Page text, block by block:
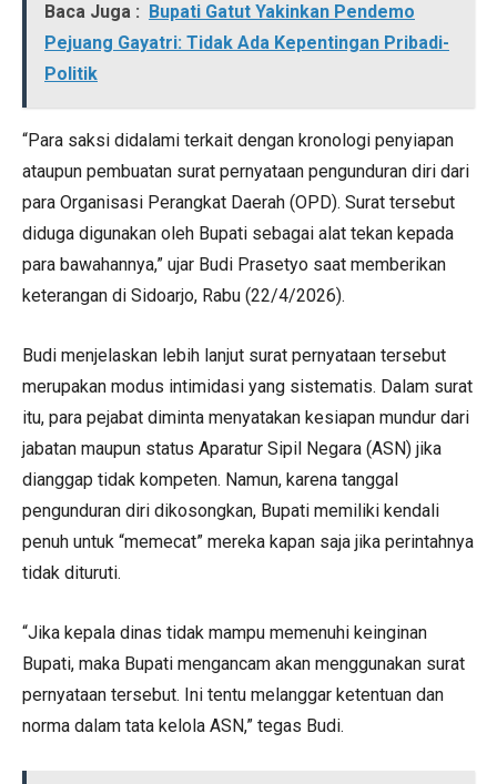
Baca Juga :
Bupati Gatut Yakinkan Pendemo
Pejuang Gayatri: Tidak Ada Kepentingan Pribadi-
Politik
“Para saksi didalami terkait dengan kronologi penyiapan
ataupun pembuatan surat pernyataan pengunduran diri dari
para Organisasi Perangkat Daerah (OPD). Surat tersebut
diduga digunakan oleh Bupati sebagai alat tekan kepada
para bawahannya,” ujar Budi Prasetyo saat memberikan
keterangan di Sidoarjo, Rabu (22/4/2026).
Budi menjelaskan lebih lanjut surat pernyataan tersebut
merupakan modus intimidasi yang sistematis. Dalam surat
itu, para pejabat diminta menyatakan kesiapan mundur dari
jabatan maupun status Aparatur Sipil Negara (ASN) jika
dianggap tidak kompeten. Namun, karena tanggal
pengunduran diri dikosongkan, Bupati memiliki kendali
penuh untuk “memecat” mereka kapan saja jika perintahnya
tidak dituruti.
“Jika kepala dinas tidak mampu memenuhi keinginan
Bupati, maka Bupati mengancam akan menggunakan surat
pernyataan tersebut. Ini tentu melanggar ketentuan dan
norma dalam tata kelola ASN,” tegas Budi.